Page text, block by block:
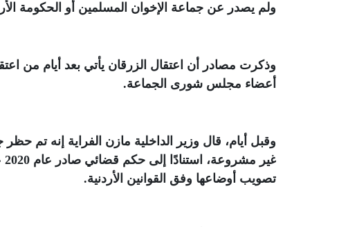
ولم يصدر عن جماعة الإخوان المسلمين أو الحكومة
وذكرت مصادر أن اعتقال الزرقان يأتي بعد أيام من
أعضاء مجلس شورى الجماعة.
وقبل أيام، قال وزير الداخلية مازن الفراية إنه تم
تصويب أوضاعها وفق القوانين الأردنية.